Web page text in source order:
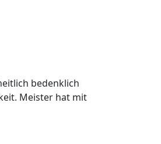
bedenklich
Meister hat mit